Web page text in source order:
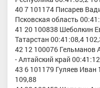
40 7 101174 Писарев
Псковская область
41 20 100838 Шеболкин
Татарстан 00:41:08,4
42 12 100076 Гельманов
- Алтайский край
43 6 101179 Гуляев Иван
109,88